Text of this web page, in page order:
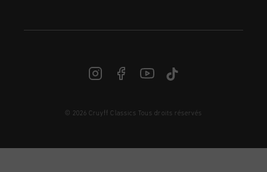
FR | € EUR
© 2026 Cruyff Classics Tous droits réservés